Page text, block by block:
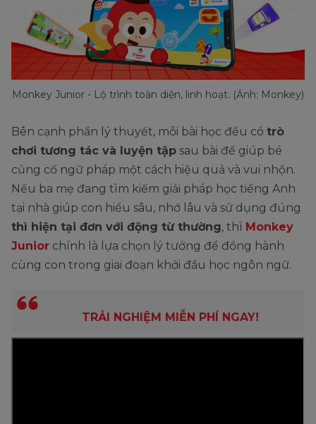
Monkey Junior - Lộ trình toàn diện, linh hoạt. (Ảnh: Monkey)
Bên cạnh phần lý thuyết, mỗi bài học đều có trò
chơi tương tác và luyện tập sau bài để giúp bé
củng cố ngữ pháp một cách hiệu quả và vui nhộn.
Nếu ba mẹ đang tìm kiếm giải pháp học tiếng Anh
tại nhà giúp con hiểu sâu, nhớ lâu và sử dụng đúng
thì hiện tại đơn với động từ thường, thì Monkey
Junior chính là lựa chọn lý tưởng để đồng hành
cùng con trong giai đoạn khởi đầu học ngôn ngữ.
TRẢI NGHIỆM MIỄN PHÍ NGAY!